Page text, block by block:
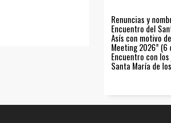
Renuncias y
Encuentro del
Asís con motivo
Meeting 2026”
Encuentro con
Santa María de